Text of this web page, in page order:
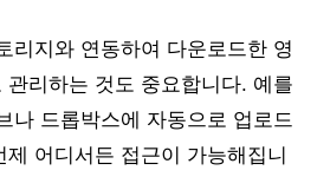
리지와 연동하여 다운로드한 영
관리하는 것도 중요합니다. 예를
나 드롭박스에 자동으로 업로드
제 어디서든 접근이 가능해집니